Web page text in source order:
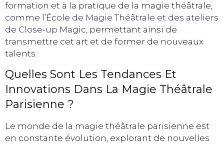
formation et à la pratique de la magie théâtrale,
comme l’École de Magie Théâtrale et des ateliers
de Close-up Magic, permettant ainsi de
transmettre cet art et de former de nouveaux
talents.
Quelles Sont Les Tendances Et
Innovations Dans La Magie Théâtrale
Parisienne ?
Le monde de la magie théâtrale parisienne est
en constante évolution, explorant de nouvelles